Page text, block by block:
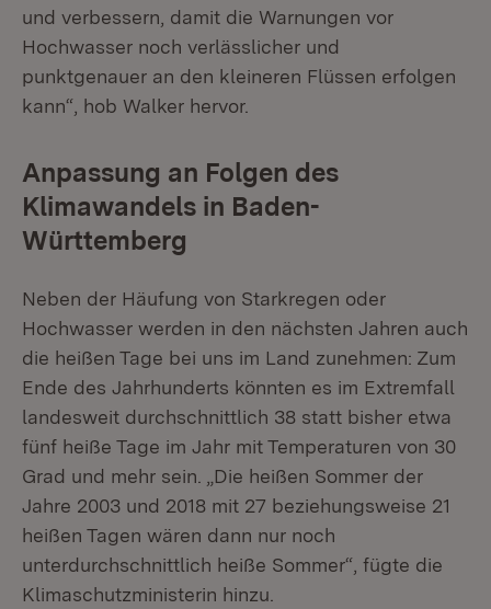
und verbessern, damit die Warnungen vor
Hochwasser noch verlässlicher und
punktgenauer an den kleineren Flüssen erfolgen
kann“, hob Walker hervor.
Anpassung an Folgen des
Klimawandels in Baden-
Württemberg
Neben der Häufung von Starkregen oder
Hochwasser werden in den nächsten Jahren auch
die heißen Tage bei uns im Land zunehmen: Zum
Ende des Jahrhunderts könnten es im Extremfall
landesweit durchschnittlich 38 statt bisher etwa
fünf heiße Tage im Jahr mit Temperaturen von 30
Grad und mehr sein. „Die heißen Sommer der
Jahre 2003 und 2018 mit 27 beziehungsweise 21
heißen Tagen wären dann nur noch
unterdurchschnittlich heiße Sommer“, fügte die
Klimaschutzministerin hinzu.